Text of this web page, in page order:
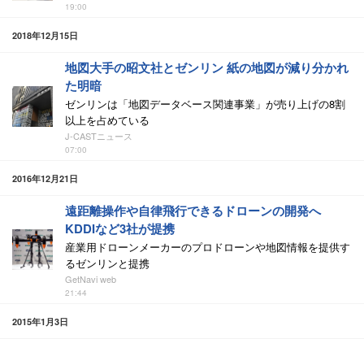
19:00
2018年12月15日
地図大手の昭文社とゼンリン 紙の地図が減り分かれ
た明暗
ゼンリンは「地図データベース関連事業」が売り上げの8割
以上を占めている
J-CASTニュース
07:00
2016年12月21日
遠距離操作や自律飛行できるドローンの開発へ
KDDIなど3社が提携
産業用ドローンメーカーのプロドローンや地図情報を提供す
るゼンリンと提携
GetNavi web
21:44
2015年1月3日